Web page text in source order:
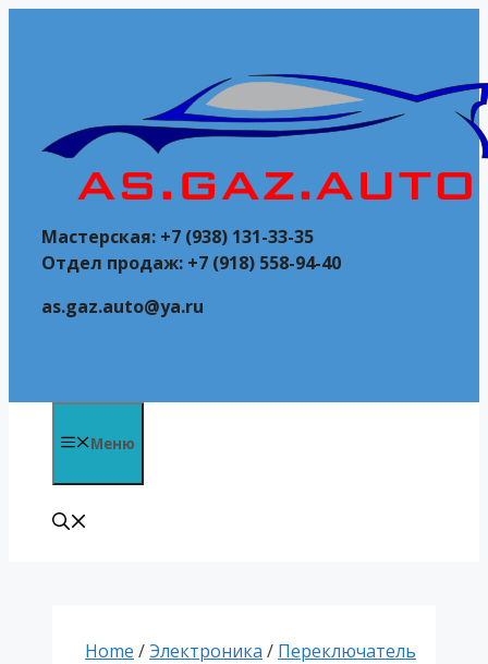
Мастерская: +7 (938) 131-33-35
Отдел продаж: +7 (918) 558-94-40
as.gaz.auto@ya.ru
Меню
Home /Электроника / Переключатель